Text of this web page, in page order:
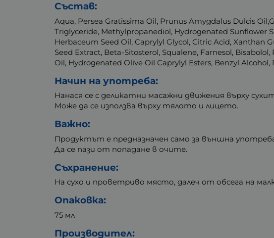
Състав:
Aqua, Persea Gratissima Oil, Prunus Amygdalus Dulcis
Triglyceride, Methylpropanediol, Hydrogenated Sunflower
Herbaceum Seed Oil, Caprylyl Glycol, Citric Acid, Xanthan
Seed Extract, Beta-Sitosterol, Squalene, Farnesol,
Oil, Hydrogenated Olive Oil Caprylyl Esters, Benzyl
Начин на употреба:
Нанася се с деликатни масажни движения върху
Може да се използва върху тялото и лицето.
Важно:
Продуктът е предназначен само за външна
Да се пази от попадане в очите.
Съхранение:
На сухо и проветриво място, далеч от обсега на
Опаковка:
75 мл
Производител: